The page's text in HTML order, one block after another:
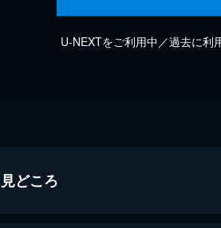
U-NEXTをご利用中／過去に利
見どころ